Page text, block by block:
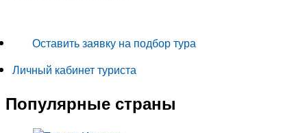
Оставить заявку на подбор тура
Личный кабинет туриста
Популярные страны